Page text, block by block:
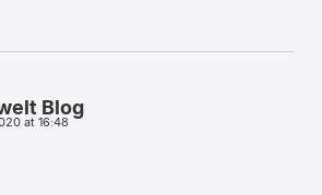
Blog
at 16:48